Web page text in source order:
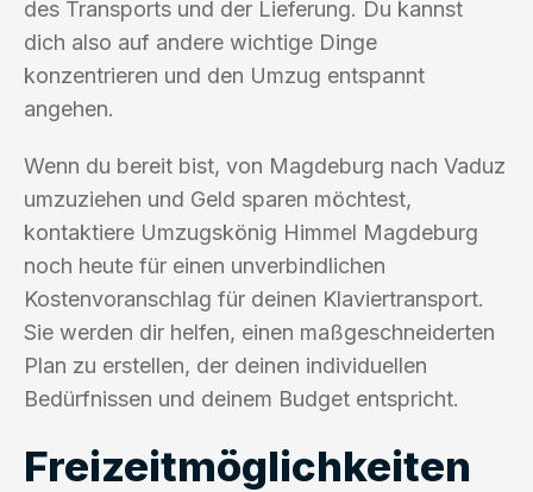
des Transports und der Lieferung. Du kannst
dich also auf andere wichtige Dinge
konzentrieren und den Umzug entspannt
angehen.
Wenn du bereit bist, von Magdeburg nach Vaduz
umzuziehen und Geld sparen möchtest,
kontaktiere Umzugskönig Himmel Magdeburg
noch heute für einen unverbindlichen
Kostenvoranschlag für deinen Klaviertransport.
Sie werden dir helfen, einen maßgeschneiderten
Plan zu erstellen, der deinen individuellen
Bedürfnissen und deinem Budget entspricht.
Freizeitmöglichkeiten